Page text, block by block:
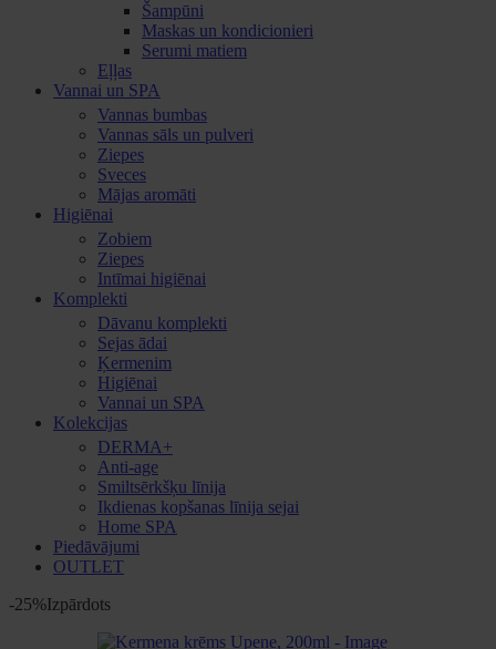
Šampūni
Maskas un kondicionieri
Serumi matiem
Eļļas
Vannai un SPA
Vannas bumbas
Vannas sāls un pulveri
Ziepes
Sveces
Mājas aromāti
Higiēnai
Zobiem
Ziepes
Intīmai higiēnai
Komplekti
Dāvanu komplekti
Sejas ādai
Ķermenim
Higiēnai
Vannai un SPA
Kolekcijas
DERMA+
Anti-age
Smiltsērkšķu līnija
Ikdienas kopšanas līnija sejai
Home SPA
Piedāvājumi
OUTLET
-25%Izpārdots